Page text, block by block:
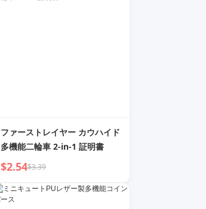
ファーストレイヤー カウハイド
多機能二輪車 2-in-1 証明書
$2.54$3.39